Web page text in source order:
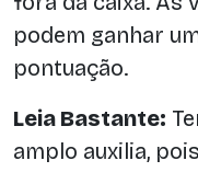
podem ganhar
pontuação.
Leia Bastante:
amplo auxilia,